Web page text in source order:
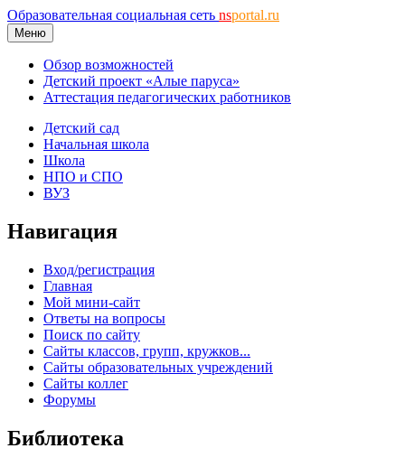
Образовательная социальная сеть nsportal.ru
Меню
Обзор возможностей
Детский проект «Алые паруса»
Аттестация педагогических работников
Детский сад
Начальная школа
Школа
НПО и СПО
ВУЗ
Навигация
Вход/регистрация
Главная
Мой мини-сайт
Ответы на вопросы
Поиск по сайту
Сайты классов, групп, кружков...
Сайты образовательных учреждений
Сайты коллег
Форумы
Библиотека